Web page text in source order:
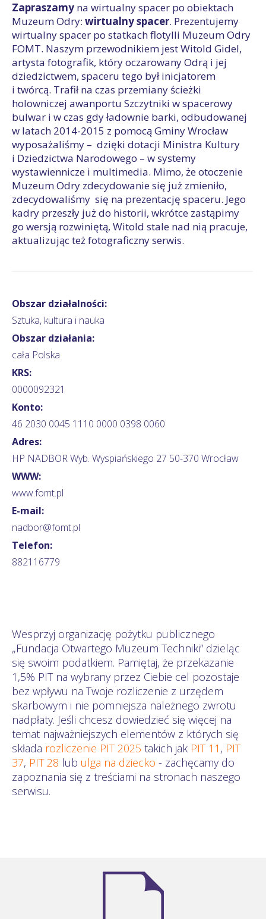
Zapraszamy na wirtualny spacer po obiektach
Muzeum Odry: wirtualny spacer. Prezentujemy
wirtualny spacer po statkach flotylli Muzeum Odry
FOMT. Naszym przewodnikiem jest Witold Gidel,
artysta fotografik, który oczarowany Odrą i jej
dziedzictwem, spaceru tego był inicjatorem
i twórcą. Trafił na czas przemiany ścieżki
holowniczej awanportu Szczytniki w spacerowy
bulwar i w czas gdy ładownie barki, odbudowanej
w latach 2014-2015 z pomocą Gminy Wrocław
wyposażaliśmy – dzięki dotacji Ministra Kultury
i Dziedzictwa Narodowego – w systemy
wystawiennicze i multimedia. Mimo, że otoczenie
Muzeum Odry zdecydowanie się już zmieniło,
zdecydowaliśmy się na prezentację spaceru. Jego
kadry przeszły już do historii, wkrótce zastąpimy
go wersją rozwiniętą, Witold stale nad nią pracuje,
aktualizując też fotograficzny serwis.
Obszar działalności:
Sztuka, kultura i nauka
Obszar działania:
cała Polska
KRS:
0000092321
Konto:
46 2030 0045 1110 0000 0398 0060
Adres:
HP NADBOR Wyb. Wyspiańskiego 27 50-370 Wrocław
WWW:
www.fomt.pl
E-mail:
nadbor@fomt.pl
Telefon:
882116779
Wesprzyj organizację pożytku publicznego
„Fundacja Otwartego Muzeum Techniki” dzieląc
się swoim podatkiem. Pamiętaj, że przekazanie
1,5% PIT na wybrany przez Ciebie cel pozostaje
bez wpływu na Twoje rozliczenie z urzędem
skarbowym i nie pomniejsza należnego zwrotu
nadpłaty. Jeśli chcesz dowiedzieć się więcej na
temat najważniejszych elementów z których się
składa rozliczenie PIT 2025 takich jak PIT 11 , PIT
37, PIT 28 lub ulga na dziecko - zachęcamy do
zapoznania się z treściami na stronach naszego
serwisu.